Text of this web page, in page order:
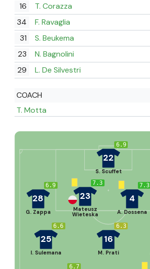
16
T. Corazza
34
F. Ravaglia
31
S. Beukema
23
N. Bagnolini
29
L. De Silvestri
COACH
T. Motta
6.9
22
S. Scuffet
7.3
4
A. Dossena
7.3
23
Mateusz
Wieteska
6.9
28
G. Zappa
6.3
16
M. Prati
6.6
25
I. Sulemana
6.7